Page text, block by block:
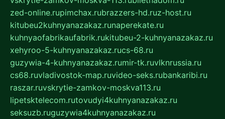
zed-online.rupimchax.rubrazzers-hd.ruz-host.ru
kitubeu2kuhnyanazakaz.runaperekate.ru
kuhnyaofabrikaufabrik.rukitubeu-2-kuhnyanazakaz.ru
xehyroo-5-kuhnyanazakaz.rucs-68.ru
guzywia-4-kuhnyanazakaz.rumir-tk.ruvlknrussia.ru
cs68.ruvladivostok-map.ruvideo-seks.rubankaribi.ru
raszar.ruvskrytie-zamkov-moskva113.ru
lipetsktelecom.rutovudyi4kuhnyanazakaz.ru
seksuzb.ruguzywia4kuhnyanazakaz.ru